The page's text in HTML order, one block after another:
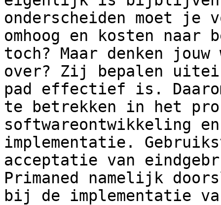
onderscheiden moet
omhoog en kosten
toch? Maar denken
over? Zij bepalen
pad effectief is.
te betrekken in het
softwareontwikkeling
implementatie.
acceptatie van
Primaned namelijk
bij de implementatie